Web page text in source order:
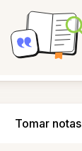
Tomar notas